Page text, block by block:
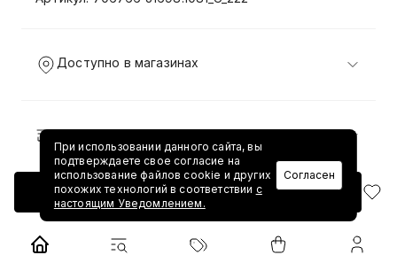
Добавить в корзину
Доступно в магазинах
Доставка и возврат
При использовании данного сайта, вы
подтверждаете свое согласие на
использование файлов cookie и других
похожих технологий в соответствии с
настоящим Уведомлением.
Согласен